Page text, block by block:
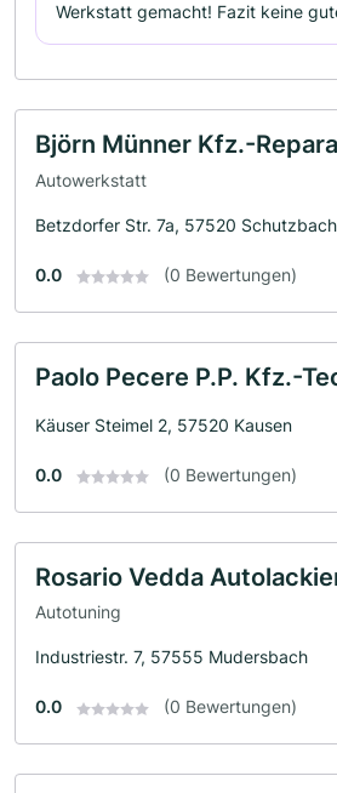
Werkstatt gemacht! Fazit keine
Björn Münner Kfz.-
Autowerkstatt
Betzdorfer Str. 7a, 57520 Schutzbach
0.0 (0 Bewertungen)
Paolo Pecere P.P. Kfz.-
Käuser Steimel 2, 57520 Kausen
0.0 (0 Bewertungen)
Rosario Vedda
Autotuning
Industriestr. 7, 57555 Mudersbach
0.0 (0 Bewertungen)